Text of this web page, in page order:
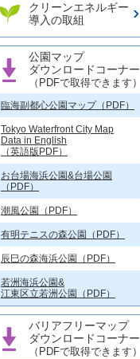
クリーンエネルギー
導入の取組
公園マップ
ダウンロードコーナー
（PDFで取得できます）
臨海副都心公園マップ（PDF）
Tokyo Waterfront City Map
Data in English
（英語版PDF）
お台場海浜公園&台場公園
（PDF）
潮風公園（PDF）
有明テニスの森公園（PDF）
辰巳の森海浜公園（PDF）
若洲海浜公園&
江東区立若洲公園（PDF）
バリアフリーマップ
ダウンロードコーナー
（PDFで取得できます）